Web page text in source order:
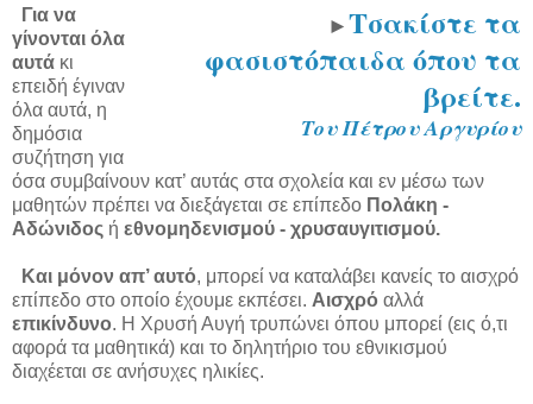
►Τσακίστε τα
φασιστόπαιδα όπου τα
βρείτε.
Του Πέτρου Αργυρίου
Για να
γίνονται όλα
αυτά κι
επειδή έγιναν
όλα αυτά, η
δημόσια
συζήτηση για
όσα συμβαίνουν κατ’ αυτάς στα σχολεία και εν μέσω των
μαθητών πρέπει να διεξάγεται σε επίπεδο Πολάκη -
Αδώνιδος ή εθνομηδενισμού - χρυσαυγιτισμού.
Και μόνον απ’ αυτό, μπορεί να καταλάβει κανείς το αισχρό
επίπεδο στο οποίο έχουμε εκπέσει. Αισχρό αλλά
επικίνδυνο. Η Χρυσή Αυγή τρυπώνει όπου μπορεί (εις ό,τι
αφορά τα μαθητικά) και το δηλητήριο του εθνικισμού
διαχέεται σε ανήσυχες ηλικίες.